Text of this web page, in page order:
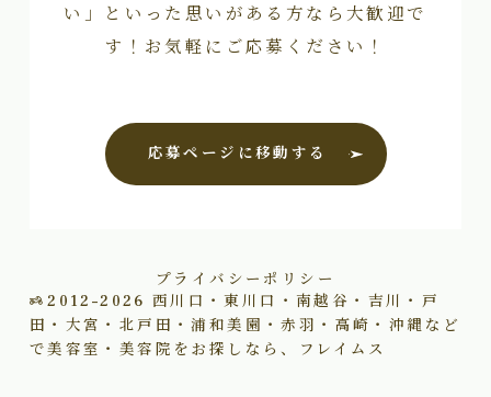
い」といった思いがある方なら大歓迎で
す！お気軽にご応募ください！
応募ページに移動する
プライバシーポリシー
2012–2026 西川口・東川口・南越谷・吉川・戸
田・大宮・北戸田・浦和美園・赤羽・高崎・沖縄など
で美容室・美容院をお探しなら、フレイムス